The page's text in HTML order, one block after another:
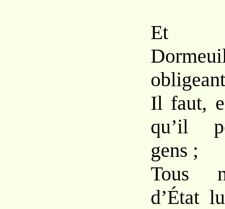
Et
Il faut,
qu’il
gens ;
Tous
d’État